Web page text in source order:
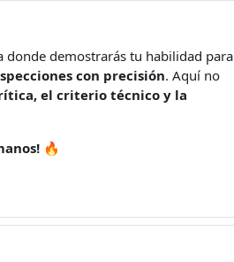
donde demostrarás tu habilidad para
con precisión. Aquí no
el criterio técnico y la
🔥